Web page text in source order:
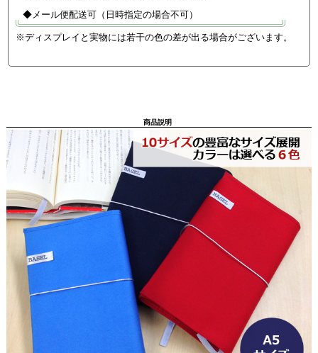
◆メール便配送可（日時指定の場合不可）
※ディスプレイと実物には若干の色の差が出る場合がございます。
商品説明